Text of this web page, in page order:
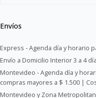
Envíos
Express - Agenda día y horario
Envío a Domicilio Interior 3 a 4
Montevideo - Agenda día y
compras mayores a $ 1.500 |
Montevideo y Zona